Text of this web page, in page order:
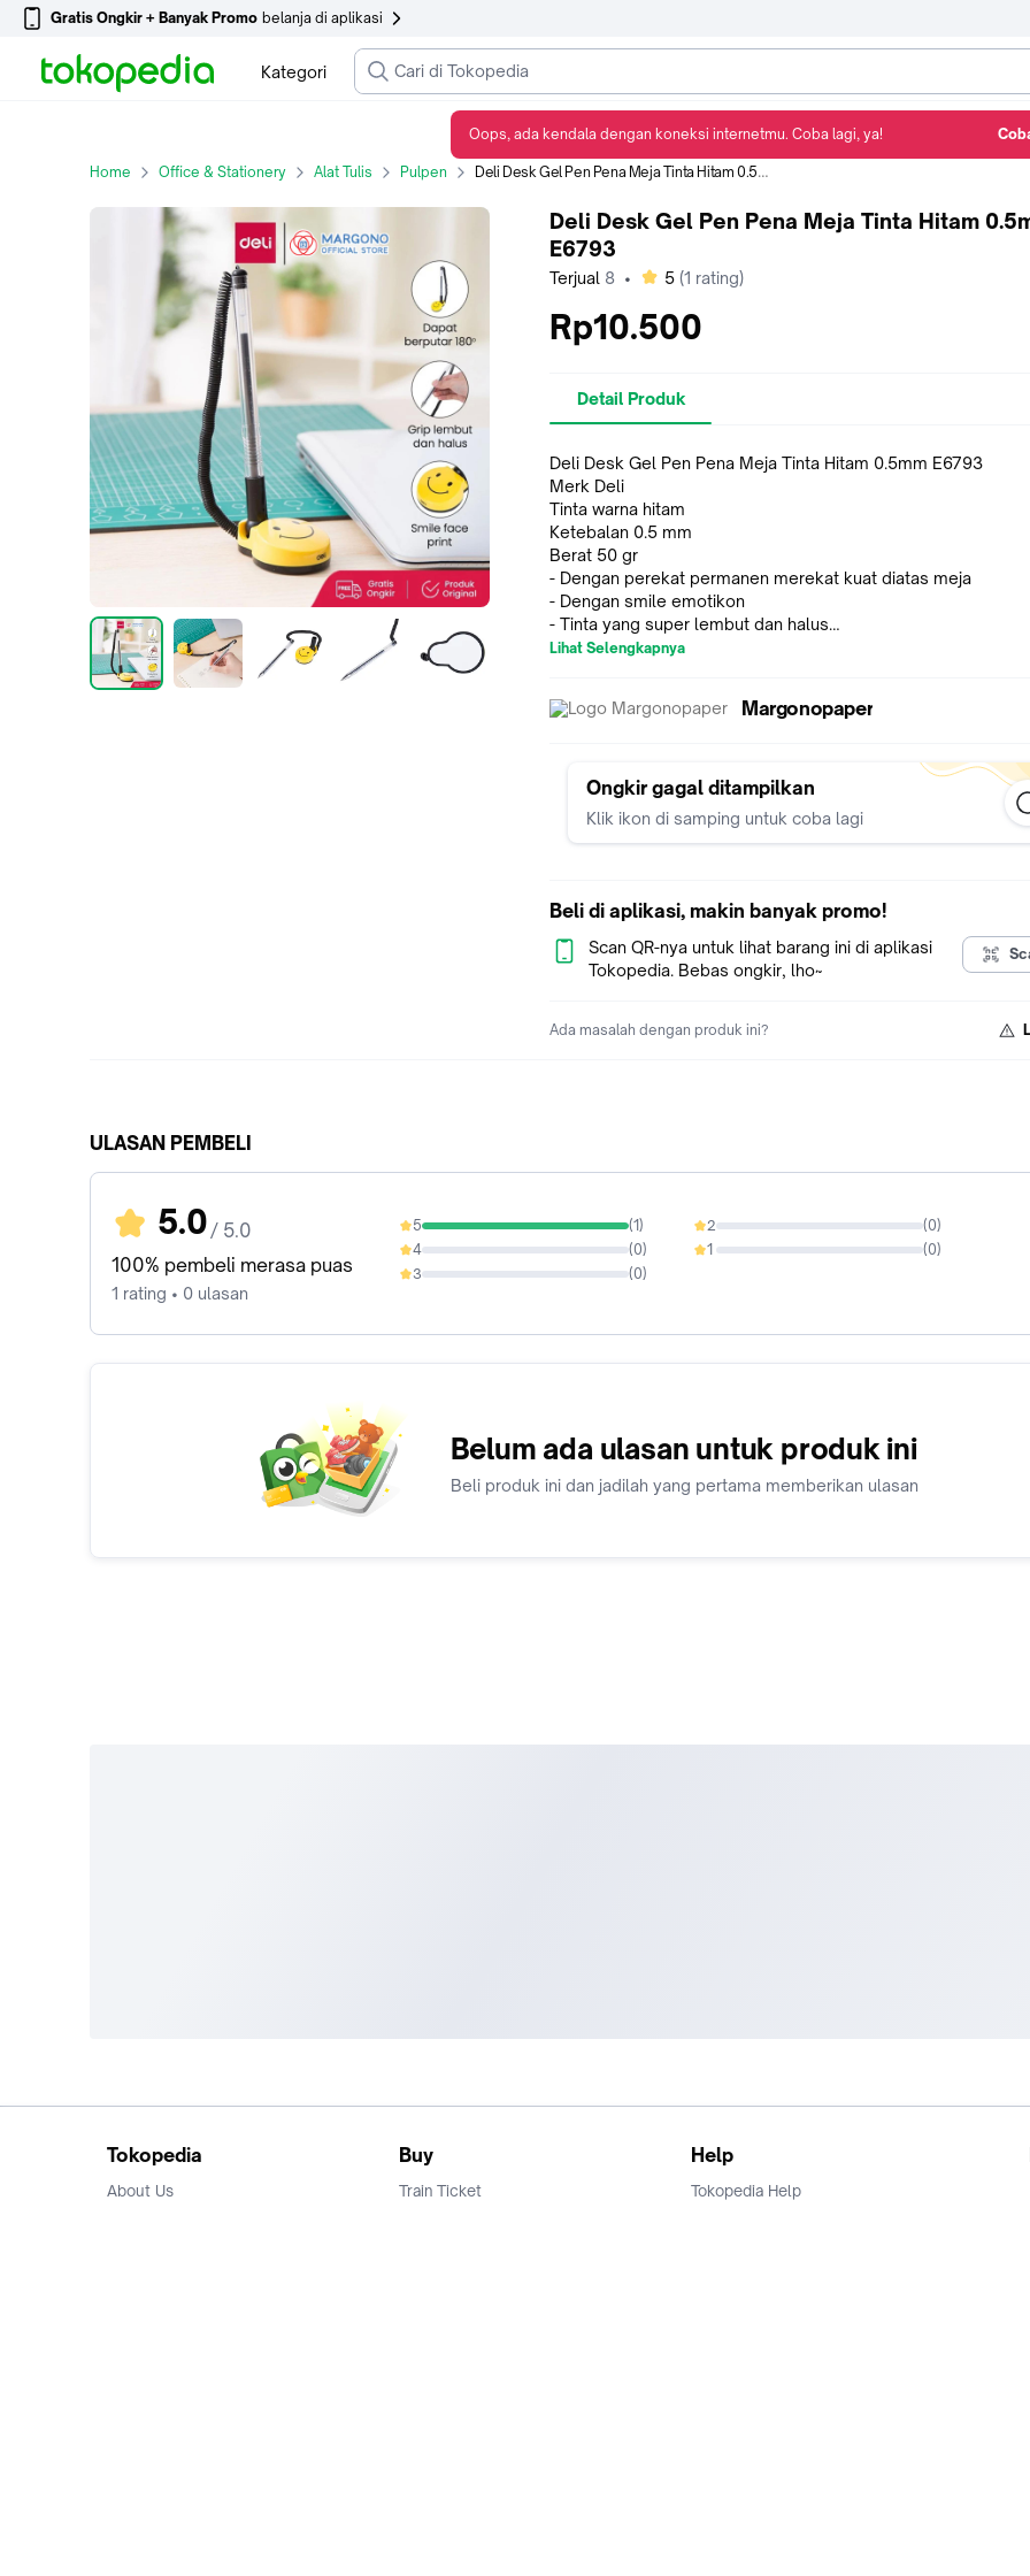
Gratis Ongkir + Banyak Promo belanja di aplikasi
Kategori
Home Office & Stationery Alat Tulis Pulpen Deli Desk Gel Pen Pena Meja Tinta Hitam 0.5mm E6793
Deli Desk Gel Pen Pena Meja Tinta Hitam
E6793
Terjual 8 • bintang
5 (1 rating)
Rp10.500
Detail Produk
Deli Desk Gel Pen Pena Meja Tinta Hitam 0.5mm E6793
Merk Deli
Tinta warna hitam
Ketebalan 0.5 mm
Berat 50 gr
- Dengan perekat permanen merekat kuat diatas meja
- Dengan smile emotikon
- Tinta yang super lembut dan halus
- Grip yang lembut dan halus sehingga mudah dibuat menulis
Pengiriman INSTANT, SAME DAY, dan NEXT DAY hanya
Tanpa video unboxing, Tidak Terima Komplain Apapun
Rekam video dengan jelas mulai dari paket masih disegel
terbuka semua dan cek semua kelengkapan selagi direkam.
Lihat Selengkapnya
Margonopaper
Ongkir gagal ditampilkan
Klik ikon di samping untuk coba lagi
Beli di aplikasi, makin banyak promo!
Scan QR-nya untuk lihat barang ini di aplikasi
Tokopedia. Bebas ongkir, lho~
Ada masalah dengan produk ini?
ULASAN PEMBELI
5.0 / 5.0
100% pembeli merasa puas
1 rating • 0 ulasan
5 (1)
100%
4 (0)
0%
3 (0)
0%
2 (0)
0%
1 (0)
0%
Belum ada ulasan untuk produk ini
Beli produk ini dan jadilah yang pertama memberikan ulasan
Tokopedia
About Us
Buy
Train Ticket
Help
Tokopedia Help
Oops, ada kendala dengan koneksi internetmu. Coba lagi, ya!